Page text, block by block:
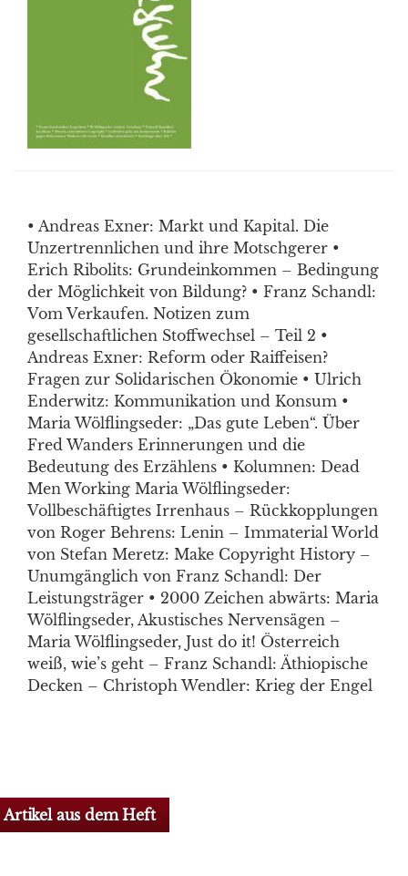
• Andreas Exner: Markt und Kapital. Die
Unzertrennlichen und ihre Motschgerer •
Erich Ribolits: Grundeinkommen – Bedingung
der Möglichkeit von Bildung? • Franz Schandl:
Vom Verkaufen. Notizen zum
gesellschaftlichen Stoffwechsel – Teil 2 •
Andreas Exner: Reform oder Raiffeisen?
Fragen zur Solidarischen Ökonomie • Ulrich
Enderwitz: Kommunikation und Konsum •
Maria Wölflingseder: „Das gute Leben“. Über
Fred Wanders Erinnerungen und die
Bedeutung des Erzählens • Kolumnen: Dead
Men Working Maria Wölflingseder:
Vollbeschäftigtes Irrenhaus – Rückkopplungen
von Roger Behrens: Lenin – Immaterial World
von Stefan Meretz: Make Copyright History –
Unumgänglich von Franz Schandl: Der
Leistungsträger • 2000 Zeichen abwärts: Maria
Wölflingseder, Akustisches Nervensägen –
Maria Wölflingseder, Just do it! Österreich
weiß, wie’s geht – Franz Schandl: Äthiopische
Decken – Christoph Wendler: Krieg der Engel
Artikel aus dem Heft